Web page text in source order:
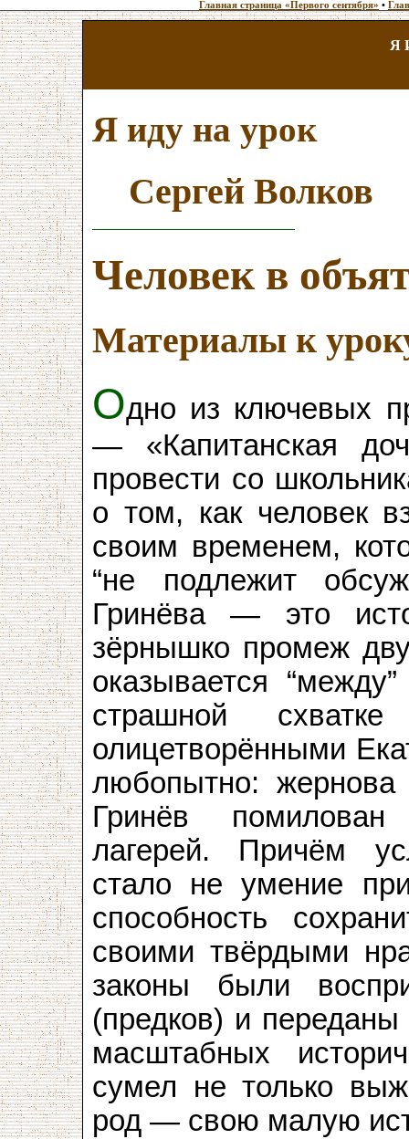
Главная страница «Первого сентября» •
Я
Я иду на урок
Сергей Волков
Человек в
Материалы к
Одно из ключевых
— «Капитанская
провести со
о том, как человек
своим временем,
“не подлежит
Гринёва — это
зёрнышко промеж
оказывается
страшной
олицетворёнными
любопытно:
Гринёв помилован
лагерей. Причём
стало не умение
способность
своими твёрдыми
законы были
(предков) и
масштабных
сумел не только
род — свою малую